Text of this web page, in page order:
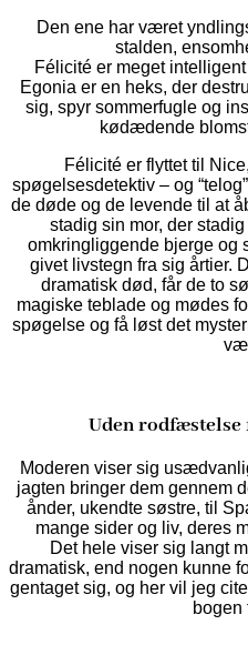
Den ene har været
stalden,
Félicité er meget
Egonia er en heks, der
sig, spyr sommerfugle og
kødædende
Félicité er flyttet til
spøgelsesdetektiv – og
de døde og de levende til at
stadig sin mor, der
omkringliggende bjerge og
givet livstegn fra sig årtier.
dramatisk død, får de to
magiske teblade og mødes
spøgelse og få løst det
Uden rodfæstelse
Moderen viser sig
jagten bringer dem gennem
ånder, ukendte søstre, til
mange sider og liv, deres
Det hele viser sig langt
dramatisk, end nogen kunne
gentaget sig, og her vil jeg
bogen